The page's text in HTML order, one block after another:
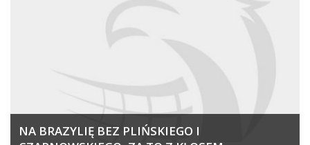
NA BRAZYLIĘ BEZ PLIŃSKIEGO I